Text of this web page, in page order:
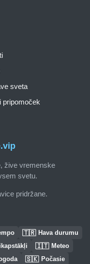
žive vremenske
svetu.
pridržane.
sveta
pripomoček
🇹🇷 Hava durumu
🇮🇹 Meteo
🇸🇰 Počasie